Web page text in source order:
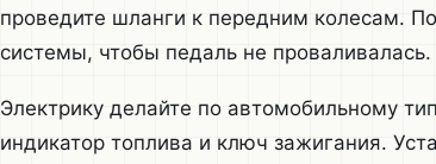
проведите шланги к передним колесам.
системы, чтобы педаль не проваливалась.
Электрику делайте по автомобильному
индикатор топлива и ключ зажигания.